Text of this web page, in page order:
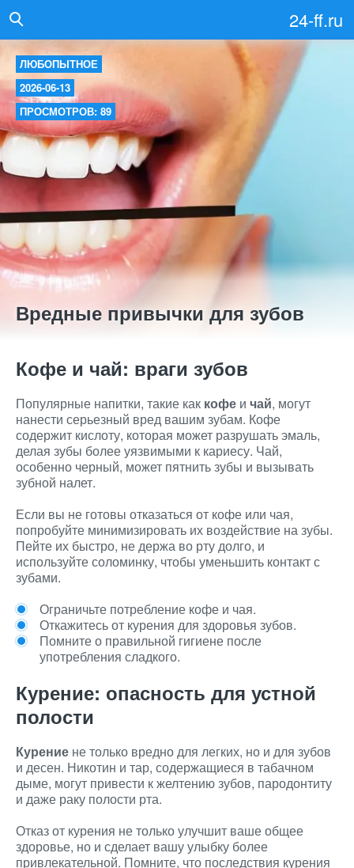
24-ff.ru
ЛЮБОПЫТНОЕ
2026-06-13
ПРОСМОТРОВ: 89
Вредные привычки для зубов
Кофе и чай: враги зубов
Популярные напитки, такие как кофе и чай, могут
нанести серьезный вред вашим зубам. Кофе
содержит кислоту, которая может разрушать эмаль,
делая зубы более уязвимыми к кариесу. Чай,
особенно черный, может пятнить зубы и вызывать
зубной налет.
Если вы не готовы отказаться от кофе или чая,
попробуйте минимизировать их воздействие на зубы.
Пейте их быстро, не держа во рту долго, и
используйте соломинку, чтобы уменьшить контакт с
зубами.
Ограничьте потребление кофе и чая.
Откажитесь от курения для здоровья зубов.
Помните о правильной гигиене после
употребления сладкого.
Курение: опасность для устной
полости
Курение не только вредно для легких, но и для зубов
и десен. Никотин и тар, содержащиеся в табачном
дыме, могут привести к желтению зубов, пародонтиту
и даже раку полости рта.
Отказ от курения не только улучшит ваше общее
здоровье, но и сделает вашу улыбку более
привлекательной. Помните, что последствия курения